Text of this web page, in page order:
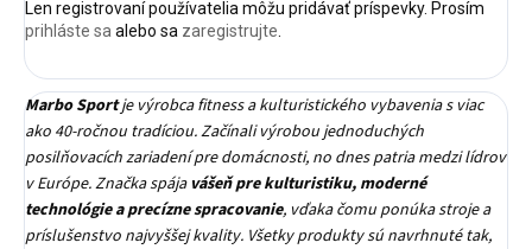
Len registrovaní používatelia môžu pridávať príspevky. Prosím
prihláste sa alebo sa zaregistrujte
Marbo Sportje výrobca fitness a kulturistického vybavenia s viac
ako 40-ročnou tradíciou. Začínali výrobou jednoduchých
posilňovacích zariadení pre domácnosti, no dnes patria medzi lídrov
v Európe. Značka spája vášeň pre kulturistiku, moderné
technológie a precízne spracovanie, vďaka čomu ponúka stroje a
príslušenstvo najvyššej kvality. Všetky produkty sú navrhnuté tak,